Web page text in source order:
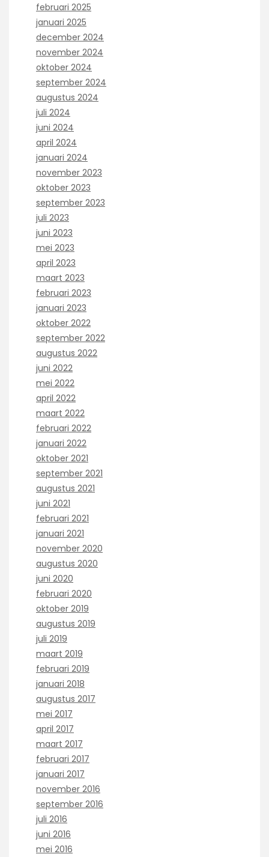
februari 2025
januari 2025
december 2024
november 2024
oktober 2024
september 2024
augustus 2024
juli 2024
juni 2024
april 2024
januari 2024
november 2023
oktober 2023
september 2023
juli 2023
juni 2023
mei 2023
april 2023
maart 2023
februari 2023
januari 2023
oktober 2022
september 2022
augustus 2022
juni 2022
mei 2022
april 2022
maart 2022
februari 2022
januari 2022
oktober 2021
september 2021
augustus 2021
juni 2021
februari 2021
januari 2021
november 2020
augustus 2020
juni 2020
februari 2020
oktober 2019
augustus 2019
juli 2019
maart 2019
februari 2019
januari 2018
augustus 2017
mei 2017
april 2017
maart 2017
februari 2017
januari 2017
november 2016
september 2016
juli 2016
juni 2016
mei 2016